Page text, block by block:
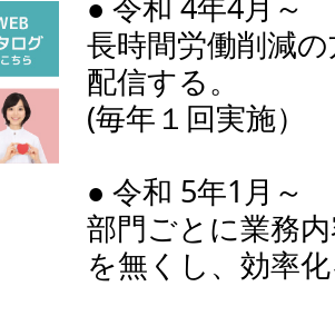
長時間労働削減
配信する。
(毎年１回実施）
● 令和 5年1月～
部門ごとに業務
を無くし、効率